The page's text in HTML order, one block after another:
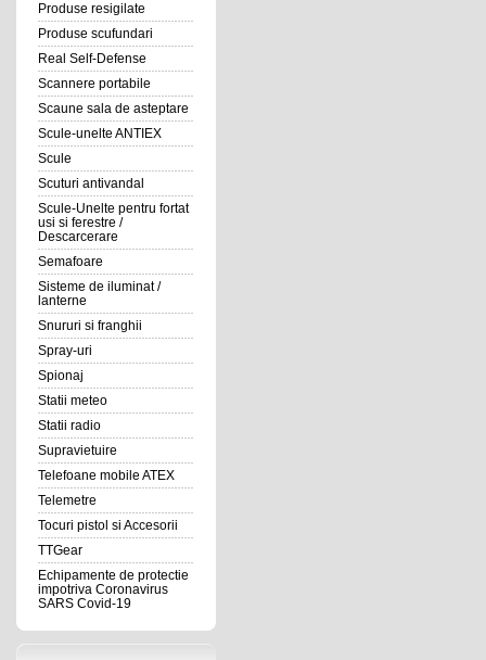
Produse resigilate
Produse scufundari
Real Self-Defense
Scannere portabile
Scaune sala de asteptare
Scule-unelte ANTIEX
Scule
Scuturi antivandal
Scule-Unelte pentru fortat
usi si ferestre /
Descarcerare
Semafoare
Sisteme de iluminat /
lanterne
Snururi si franghii
Spray-uri
Spionaj
Statii meteo
Statii radio
Supravietuire
Telefoane mobile ATEX
Telemetre
Tocuri pistol si Accesorii
TTGear
Echipamente de protectie
impotriva Coronavirus
SARS Covid-19